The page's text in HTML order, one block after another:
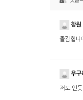
창원
즐감합니
우구
저도 언